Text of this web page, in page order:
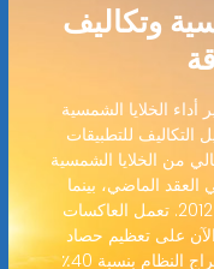
وتكاليف
الخلايا الشمسية
التكاليف للتطبيقات
من الخلايا الشمسية
18٪ إلى أكثر من 28٪ في العقد الماضي، بينما
انخفضت التكاليف بنسبة 88٪ منذ عام 2012. تعمل العاكسات
على تعظيم حصاد
الطاقة من كل محطة، مما يزيد من إخراج النظام بنسبة 40٪